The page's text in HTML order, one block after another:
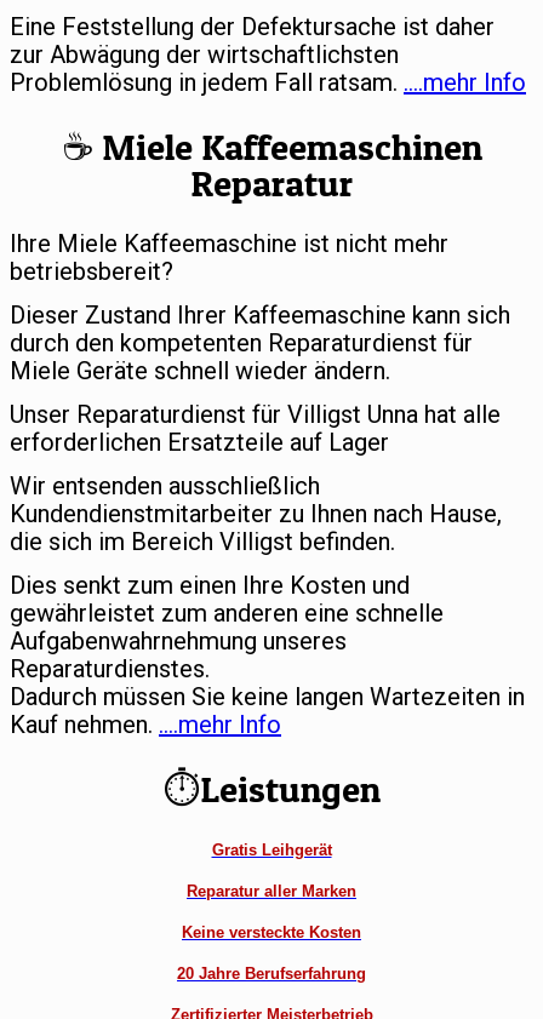
Eine Feststellung der Defektursache ist daher
zur Abwägung der wirtschaftlichsten
Problemlösung in jedem Fall ratsam. ….mehr Info
☕️ Miele Kaffeemaschinen
Reparatur
Ihre Miele Kaffeemaschine ist nicht mehr
betriebsbereit?
Dieser Zustand Ihrer Kaffeemaschine kann sich
durch den kompetenten Reparaturdienst für
Miele Geräte schnell wieder ändern.
Unser Reparaturdienst für Villigst Unna hat alle
erforderlichen Ersatzteile auf Lager
Wir entsenden ausschließlich
Kundendienstmitarbeiter zu Ihnen nach Hause,
die sich im Bereich Villigst befinden.
Dies senkt zum einen Ihre Kosten und
gewährleistet zum anderen eine schnelle
Aufgabenwahrnehmung unseres
Reparaturdienstes.
Dadurch müssen Sie keine langen Wartezeiten in
Kauf nehmen. ….mehr Info
⏱Leistungen
Gratis Leihgerät
Reparatur aller Marken
Keine versteckte Kosten
20 Jahre Berufserfahrung
Zertifizierter Meisterbetrieb